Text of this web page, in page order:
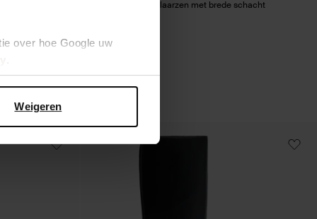
over hoe Google uw
Weigeren
Zwarte leren hoge laarzen met brede schacht